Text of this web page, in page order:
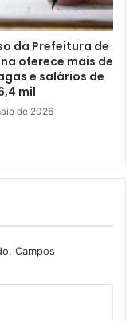
da Prefeitura de
oferece mais de
e salários de
mil
de 2026
Campos